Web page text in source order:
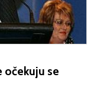
očekuju se